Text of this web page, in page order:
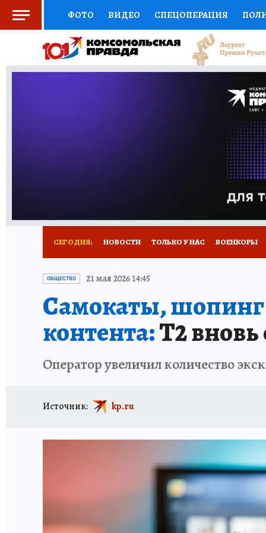
ФОТО ВИДЕО СПЕЦОПЕРАЦИЯ
СОЦПОДДЕРЖКА НАУКА СПОРТ
ВЫБОР ЭКСПЕРТОВ ДОКТОР
ПРОГНОЗЫ НА СПОРТ
НОВОЕ
СЕГОДНЯ: НОВОСТИ ТОЛЬКО У НАС ВОЕНКОРЫ
ИСПЫТАНО НА СЕБЕ
ОБЩЕСТВО 21 мая 2026 14:45
Самокаты, шопинг
контента:Т2
Оператор увеличил количество
Источник: kp.ru